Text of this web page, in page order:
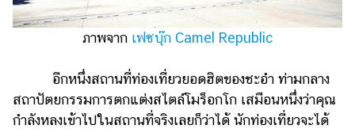
ร่วม
งาน
ภาพจาก เฟซบุ๊ก Camel Republic
อีกหนึ่งสถานที่ท่องเที่ยวยอดฮิตของชะอำ ท่ามกลาง
สถาปัตยกรรมการตกแต่งสไตล์โมร็อกโก เสมือนหนึ่งว่าคุณ
กำลังหลงเข้าไปในสถานที่จริงเลยก็ว่าได้ นักท่องเที่ยวจะได้